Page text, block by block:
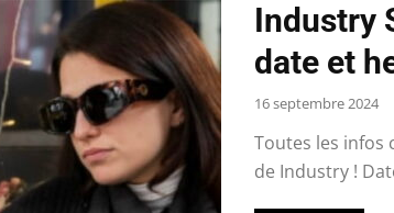
Industry
date et
16 septembre 2024
Toutes les infos
de Industry !